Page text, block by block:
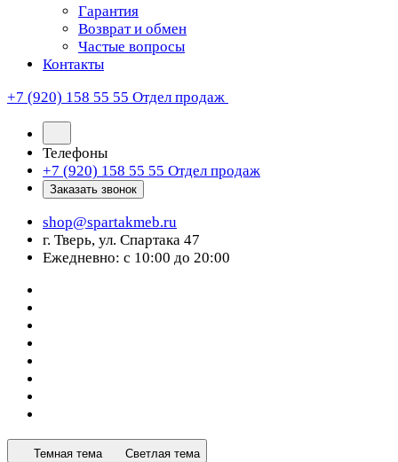
Гарантия
Возврат и обмен
Частые вопросы
Контакты
+7 (920) 158 55 55 Отдел продаж
Телефоны
+7 (920) 158 55 55 Отдел продаж
Заказать звонок
shop@spartakmeb.ru
г. Тверь, ул. Спартака 47
Ежедневно: с 10:00 до 20:00
Темная тема Светлая тема